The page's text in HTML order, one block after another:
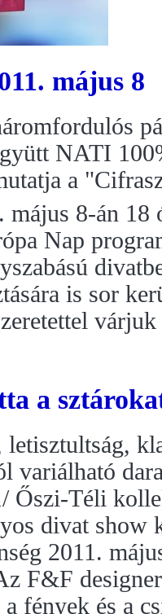
május 8
NATI
a
május 8-án 18
Nap
is sor
a
letisztultság,
variálható
Őszi-Téli
divat show
2011.
F&F
fények és a